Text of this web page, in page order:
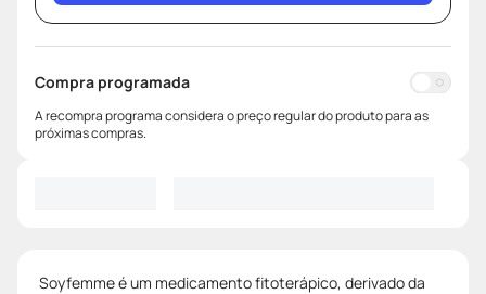
Compra programada
A recompra programa considera o preço regular do produto para as
próximas compras.
Soyfemme é um medicamento fitoterápico, derivado da